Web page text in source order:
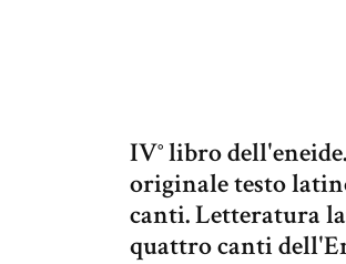
IV° libro
originale testo
canti. Letteratura
quattro canti